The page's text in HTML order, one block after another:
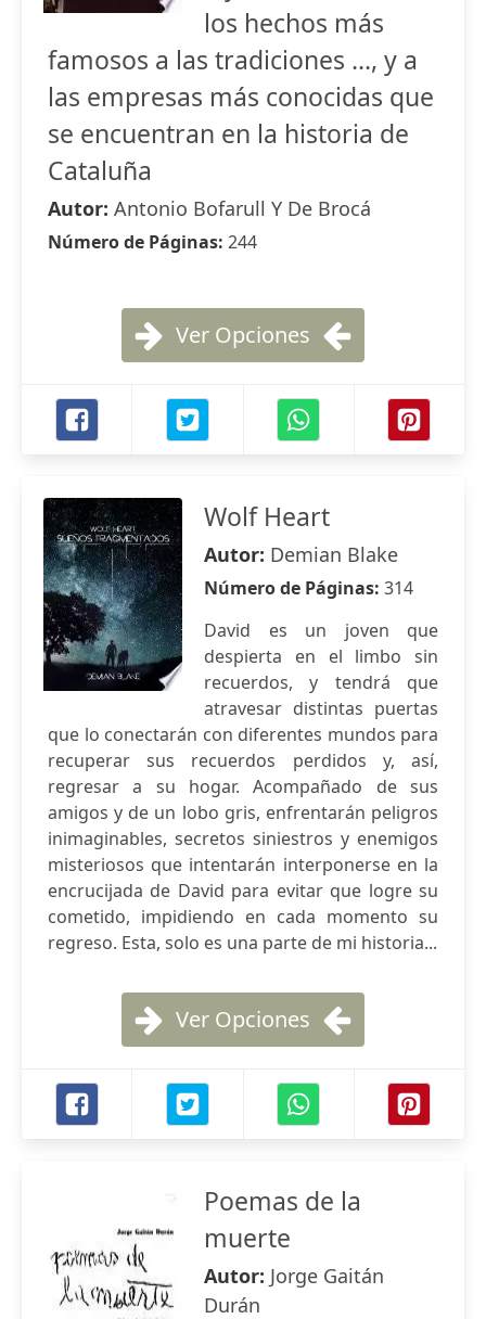
los hechos más
famosos a las tradiciones ..., y a
las empresas más conocidas que
se encuentran en la historia de
Cataluña
Autor: Antonio Bofarull Y De Brocá
Número de Páginas: 244
Ver Opciones
Wolf Heart
Autor: Demian Blake
Número de Páginas: 314
David es un joven que
despierta en el limbo sin
recuerdos, y tendrá que
atravesar distintas puertas
que lo conectarán con diferentes mundos para
recuperar sus recuerdos perdidos y, así,
regresar a su hogar. Acompañado de sus
amigos y de un lobo gris, enfrentarán peligros
inimaginables, secretos siniestros y enemigos
misteriosos que intentarán interponerse en la
encrucijada de David para evitar que logre su
cometido, impidiendo en cada momento su
regreso. Esta, solo es una parte de mi historia...
Ver Opciones
Poemas de la
muerte
Autor: Jorge Gaitán
Durán